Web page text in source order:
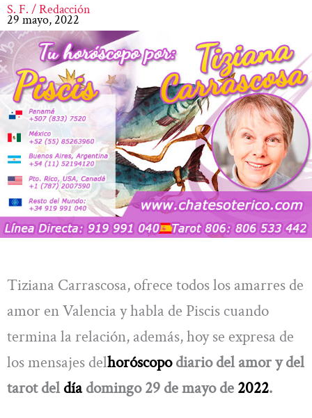
S. F. / Redacción
29 mayo, 2022
Tiziana Carrascosa, ofrece todos los amarres de
amor en Valencia y habla de Piscis cuando
termina la relación, además, hoy se expresa de
los mensajes delhoróscopodiario del amor y del
tarot del díadomingo 29 de mayo de 2022.